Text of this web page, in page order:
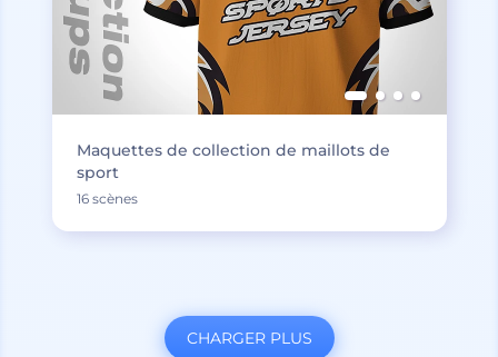
Maquettes de collection de maillots de
sport
16 scènes
CHARGER PLUS